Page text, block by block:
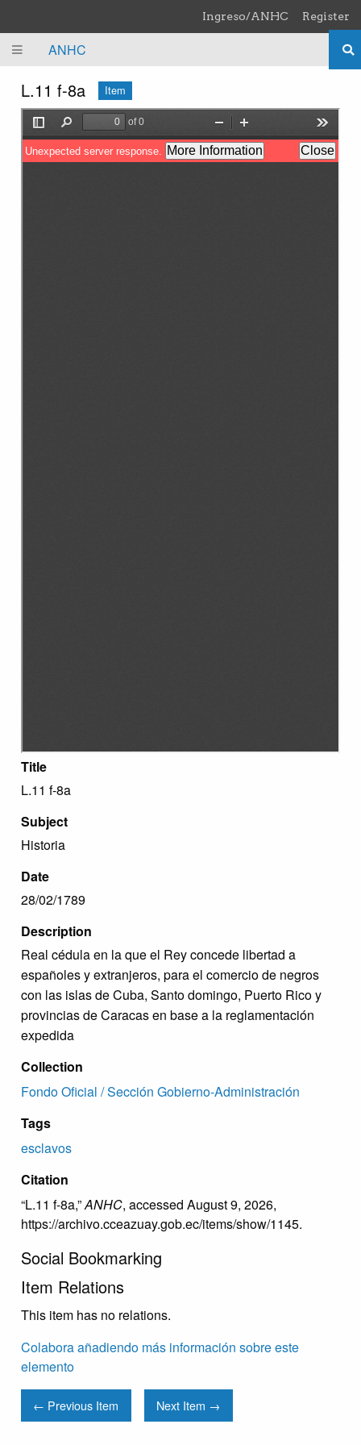
Ingreso/ANHC Register
ANHC
L.11 f-8a Item
Title
L.11 f-8a
Subject
Historia
Date
28/02/1789
Description
Real cédula en la que el Rey concede libertad a
españoles y extranjeros, para el comercio de negros
con las islas de Cuba, Santo domingo, Puerto Rico y
provincias de Caracas en base a la reglamentación
expedida
Collection
Fondo Oficial / Sección Gobierno-Administración
Tags
esclavos
Citation
“L.11 f-8a,”ANHC, accessed August 9, 2026,
https://archivo.cceazuay.gob.ec/items/show/1145.
Social Bookmarking
Item Relations
This item has no relations.
Colabora añadiendo más información sobre este
elemento
← Previous Item Next Item →